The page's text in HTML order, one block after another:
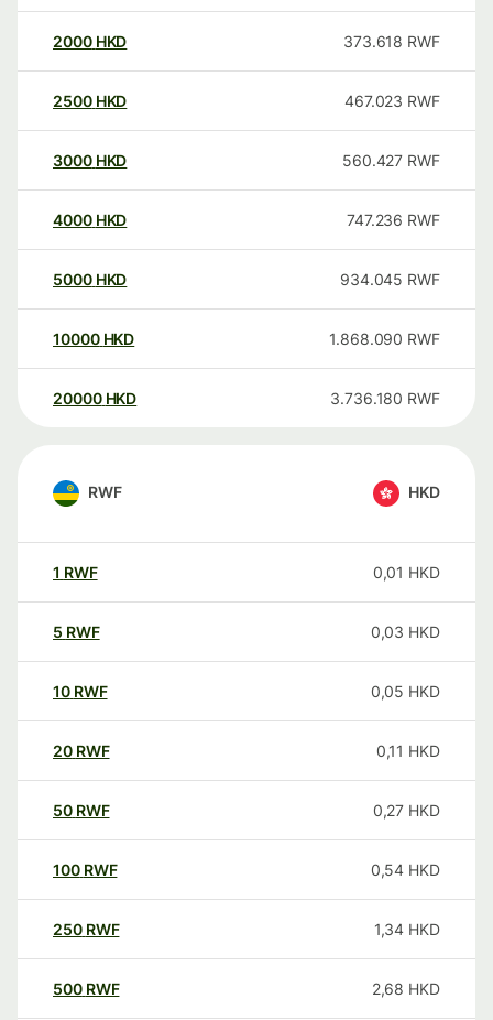
2000 HKD 373.618 RWF
2500 HKD 467.023 RWF
3000 HKD 560.427 RWF
4000 HKD 747.236 RWF
5000 HKD 934.045 RWF
10000 HKD 1.868.090 RWF
20000 HKD 3.736.180 RWF
RWF HKD
1 RWF 0,01 HKD
5 RWF 0,03 HKD
10 RWF 0,05 HKD
20 RWF 0,11 HKD
50 RWF 0,27 HKD
100 RWF 0,54 HKD
250 RWF 1,34 HKD
500 RWF 2,68 HKD